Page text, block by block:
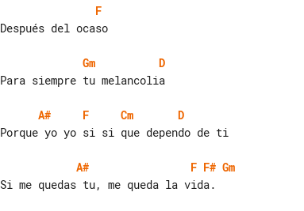
F
Después del ocaso
Gm
D
Para siempre tu melancolia
A# F Cm
D
Porque yo yo si si que dependo de ti
A# F F# Gm
Si me quedas tu, me queda la vida.